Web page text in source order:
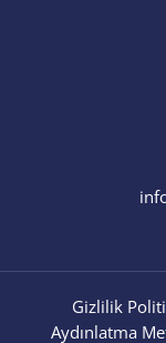
Gizlilik
Aydınlatma